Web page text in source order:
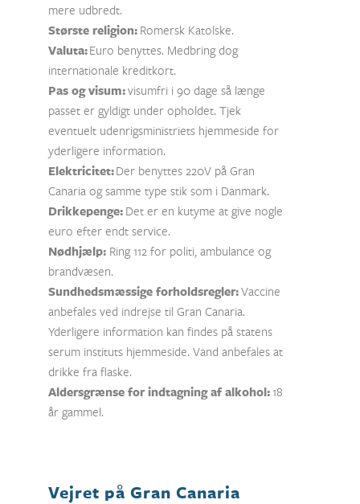
mere udbredt.
Største religion: Romersk Katolske.
Valuta:Euro benyttes. Medbring dog
internationale kreditkort.
Pas og visum:visumfri i 90 dage så længe
passet er gyldigt under opholdet. Tjek
eventuelt udenrigsministriets hjemmeside for
yderligere information.
Elektricitet:Der benyttes 220V på Gran
Canaria og samme type stik som i Danmark.
Drikkepenge: Det er en kutyme at give nogle
euro efter endt service.
Nødhjælp: Ring 112 for politi, ambulance og
brandvæsen.
Sundhedsmæssige forholdsregler:Vaccine
anbefales ved indrejse til Gran Canaria.
Yderligere information kan findes på statens
serum instituts hjemmeside. Vand anbefales at
drikke fra flaske.
Aldersgrænse for indtagning af alkohol:18
år gammel.
Vejret på Gran Canaria